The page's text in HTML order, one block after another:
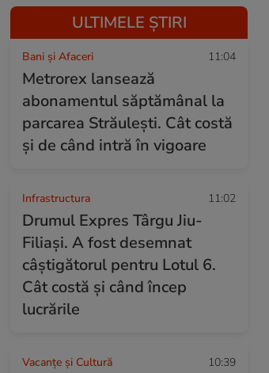
ULTIMELE ȘTIRI
Bani și Afaceri 11:04
Metrorex lansează
abonamentul săptămânal la
parcarea Străulești. Cât costă
și de când intră în vigoare
Infrastructura 11:02
Drumul Expres Târgu Jiu-
Filiași. A fost desemnat
câștigătorul pentru Lotul 6.
Cât costă și când încep
lucrările
Vacanțe și Cultură 10:39